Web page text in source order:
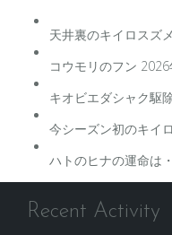
天井裏のキイロスズ
コウモリのフン
キオビエダシャク駆
今シーズン初のキイ
ハトのヒナの運命は
Recent Activity